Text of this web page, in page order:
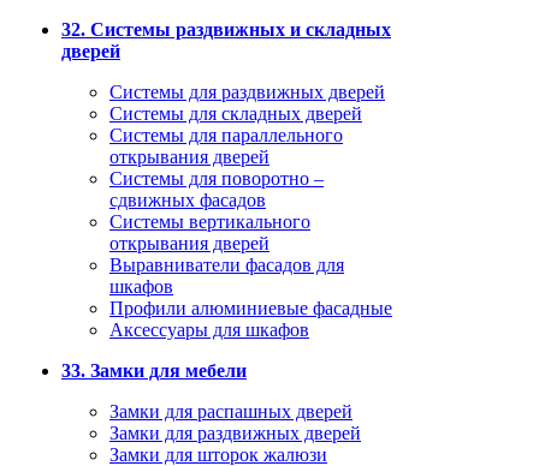
32. Системы раздвижных и складных
дверей
Системы для раздвижных дверей
Системы для складных дверей
Системы для параллельного
открывания дверей
Системы для поворотно –
сдвижных фасадов
Системы вертикального
открывания дверей
Выравниватели фасадов для
шкафов
Профили алюминиевые фасадные
Аксессуары для шкафов
33. Замки для мебели
Замки для распашных дверей
Замки для раздвижных дверей
Замки для шторок жалюзи